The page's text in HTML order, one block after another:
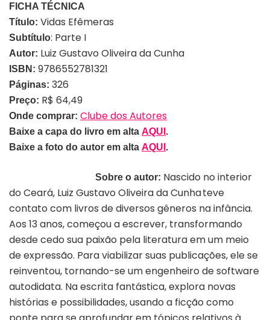
FICHA TÉCNICA
Título: Vidas Efêmeras
Subtítulo: Parte I
Autor: Luiz Gustavo Oliveira da Cunha
ISBN: 9786552781321
Páginas: 326
Preço: R$ 64,49
Onde comprar: Clube dos Autores
Baixe a capa do livro em alta AQUI .
Baixe a foto do autor em alta AQUI .
Sobre o autor: Nascido no interior
do Ceará, Luiz Gustavo Oliveira da Cunhateve
contato com livros de diversos gêneros na infância.
Aos 13 anos, começou a escrever, transformando
desde cedo sua paixão pela literatura em um meio
de expressão. Para viabilizar suas publicações, ele se
reinventou, tornando-se um engenheiro de software
autodidata. Na escrita fantástica, explora novas
histórias e possibilidades, usando a ficção como